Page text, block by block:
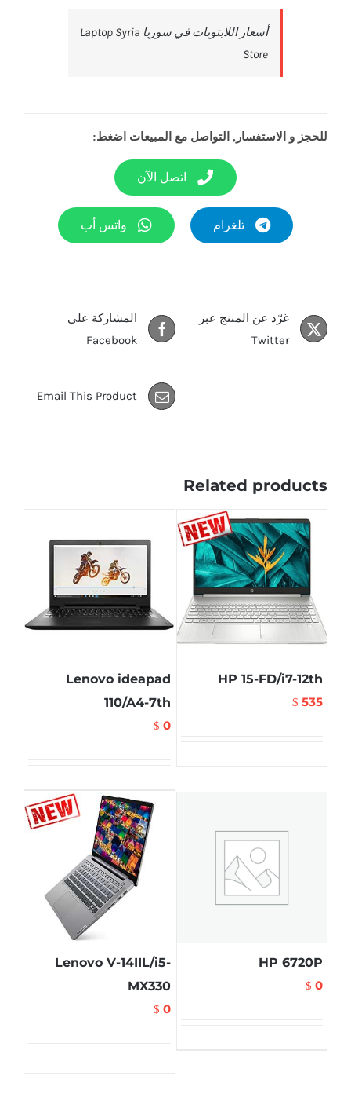
‎أسعار اللابتوبات في سوريا Laptop Syria
Store‎
للحجز و الاستفسار, التواصل مع المبيعات اضغط:
اتصل الآن
تلغرام واتس أب
المشاركة على
Facebook
غرّد عن المنتج عبر
Twitter
Email This Product
Related products
HP 15-FD/i7-12th
$ 535
Lenovo ideapad
110/A4-7th
$ 0
HP 6720P
$ 0
Lenovo V-14IIL/i5-
MX330
$ 0